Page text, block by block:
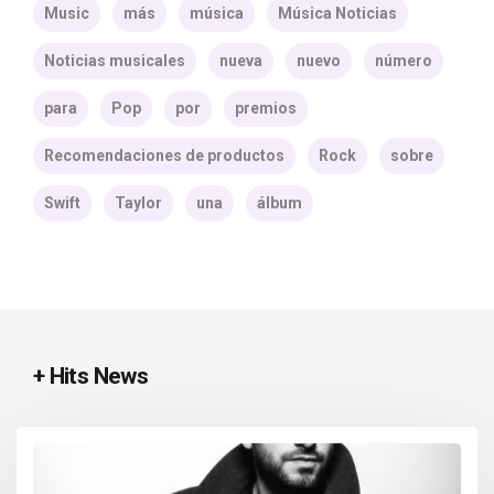
Music más música Música Noticias
Noticias musicales nueva nuevo número
para Pop por premios
Recomendaciones de productos Rock sobre
Swift Taylor una álbum
+ Hits News